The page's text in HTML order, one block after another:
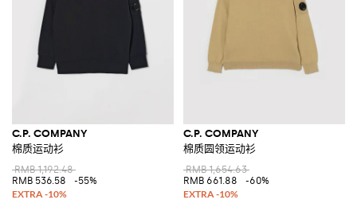
C.P. COMPANY
棉质运动衫
RMB 1,192.48
RMB 536.58
-55%
C.P. COMPANY
棉质圆领运动衫
RMB 1,654.63
RMB 661.88
-60%